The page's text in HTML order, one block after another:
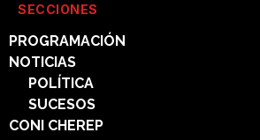
SECCIONES
PROGRAMACIÓN
NOTICIAS
POLÍTICA
SUCESOS
CONI CHEREP